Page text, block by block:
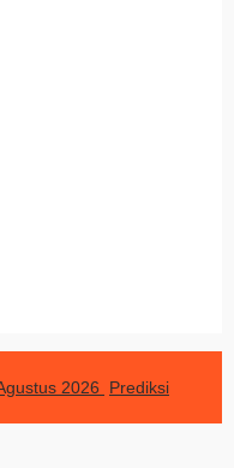
2026 Prediksi